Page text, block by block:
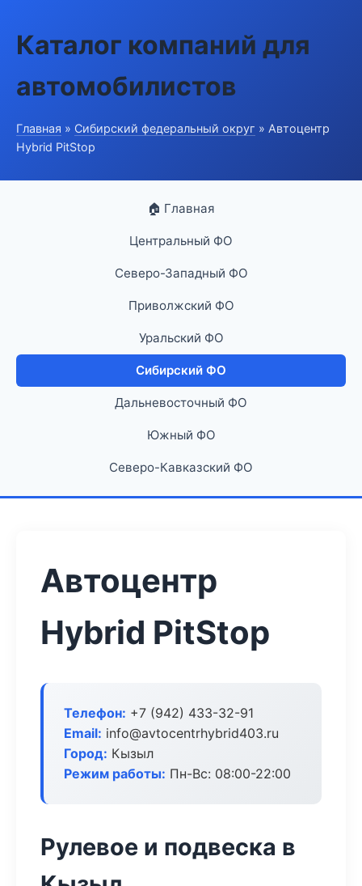
Каталог компаний для
автомобилистов
Главная » Сибирский федеральный округ » Автоцентр
Hybrid PitStop
🏠 Главная
Центральный ФО
Северо-Западный ФО
Приволжский ФО
Уральский ФО
Сибирский ФО
Дальневосточный ФО
Южный ФО
Северо-Кавказский ФО
Автоцентр
Hybrid PitStop
Телефон: +7 (942) 433-32-91
Email: info@avtocentrhybrid403.ru
Город: Кызыл
Режим работы: Пн-Вс: 08:00-22:00
Рулевое и подвеска в